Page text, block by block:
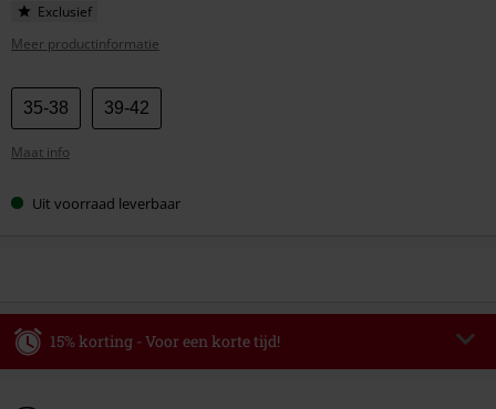
Exclusief
Meer productinformatie
Kies
je
maat
35-38 39-42
Maat info
Uit voorraad leverbaar
15% korting - Voor een korte tijd!